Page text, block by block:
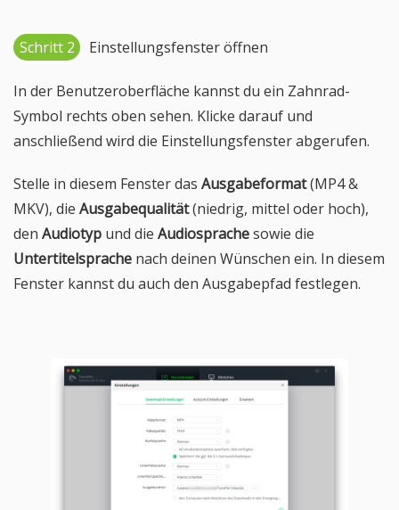
Schritt 2 Einstellungsfenster öffnen
In der Benutzeroberfläche kannst du ein Zahnrad-
Symbol rechts oben sehen. Klicke darauf und
anschließend wird die Einstellungsfenster abgerufen.
Stelle in diesem Fenster das Ausgabeformat(MP4 &
MKV), die Ausgabequalität(niedrig, mittel oder hoch),
den Audiotyp und die Audiosprachesowie die
Untertitelsprache nach deinen Wünschen ein. In diesem
Fenster kannst du auch den Ausgabepfad festlegen.